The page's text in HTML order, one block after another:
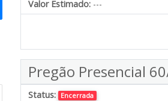
Valor Estimado: ---
Pregão Presencial
Status: Encerrada